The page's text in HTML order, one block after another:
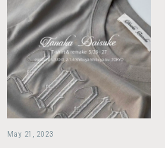
May 21, 2023